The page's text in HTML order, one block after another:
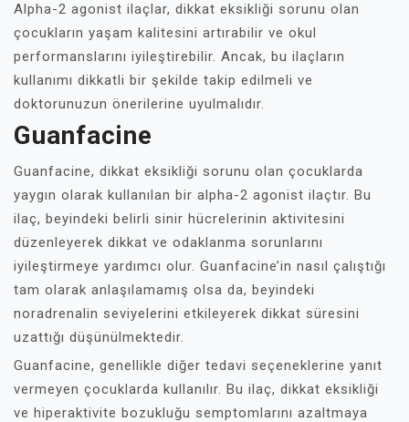
Alpha-2 agonist ilaçlar, dikkat eksikliği sorunu olan
çocukların yaşam kalitesini artırabilir ve okul
performanslarını iyileştirebilir. Ancak, bu ilaçların
kullanımı dikkatli bir şekilde takip edilmeli ve
doktorunuzun önerilerine uyulmalıdır.
Guanfacine
Guanfacine, dikkat eksikliği sorunu olan çocuklarda
yaygın olarak kullanılan bir alpha-2 agonist ilaçtır. Bu
ilaç, beyindeki belirli sinir hücrelerinin aktivitesini
düzenleyerek dikkat ve odaklanma sorunlarını
iyileştirmeye yardımcı olur. Guanfacine’in nasıl çalıştığı
tam olarak anlaşılamamış olsa da, beyindeki
noradrenalin seviyelerini etkileyerek dikkat süresini
uzattığı düşünülmektedir.
Guanfacine, genellikle diğer tedavi seçeneklerine yanıt
vermeyen çocuklarda kullanılır. Bu ilaç, dikkat eksikliği
ve hiperaktivite bozukluğu semptomlarını azaltmaya